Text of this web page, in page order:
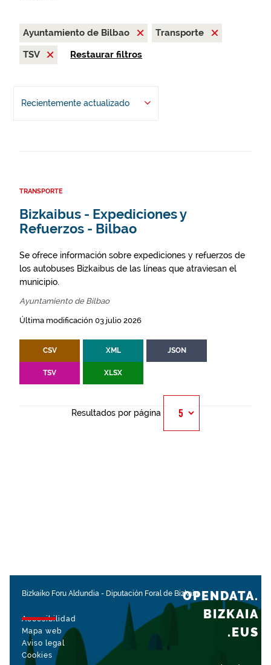
Ayuntamiento de Bilbao
Transporte
TSV
Restaurar filtros
Recientemente actualizado
TRANSPORTE
Bizkaibus - Expediciones y
Refuerzos - Bilbao
Se ofrece información sobre expediciones y refuerzos de
los autobuses Bizkaibus de las líneas que atraviesan el
municipio.
Ayuntamiento de Bilbao
Última modificación 03 julio 2026
CSV XML JSON
TSV XLSX
Resultados por página
Bizkaiko Foru Aldundia - Diputación Foral de Bizkaia
Accesibilidad
Mapa web
Aviso legal
Cookies
OPENDATA.
BIZKAIA
.EUS